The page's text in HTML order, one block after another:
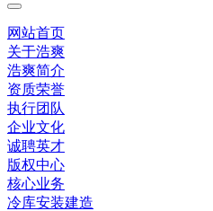
网站首页
关于浩爽
浩爽简介
资质荣誉
执行团队
企业文化
诚聘英才
版权中心
核心业务
冷库安装建造